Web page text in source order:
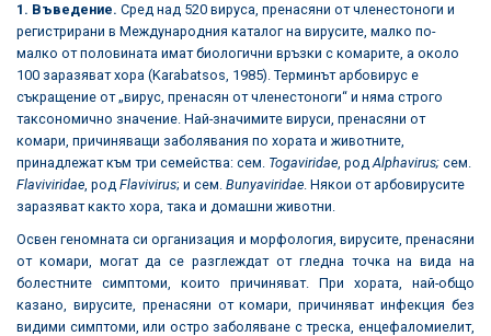
1. Въведение. Сред над 520 вируса, пренасяни от членестоноги и
регистрирани в Международния каталог на вирусите, малко по-
малко от половината имат биологични връзки с комарите, а около
100 заразяват хора (Karabatsos, 1985). Терминът арбовирус е
съкращение от „вирус, пренасян от членестоноги“ и няма строго
таксономично значение. Най-значимите вируси, пренасяни от
комари, причиняващи заболявания по хората и животните,
принадлежат към три семейства: сем. Togaviridae , род Alphavirus; сем.
Flaviviridae , род Flavivirus; и сем. Bunyaviridae . Някои от арбовирусите
заразяват както хора, така и домашни животни.
Освен геномната си организация и морфология, вирусите, пренасяни
от комари, могат да се разглеждат от гледна точка на вида на
болестните симптоми, които причиняват. При хората, най-общо
казано, вирусите, пренасяни от комари, причиняват инфекция без
видими симптоми, или остро заболяване с треска, енцефаломиелит,